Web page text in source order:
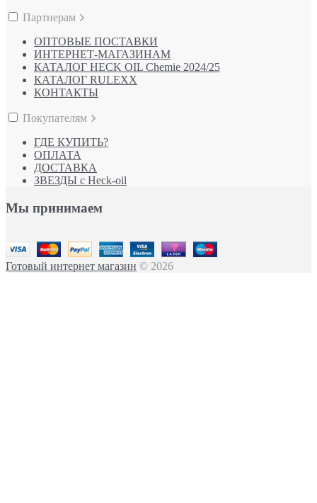
Партнерам
ОПТОВЫЕ ПОСТАВКИ
ИНТЕРНЕТ-МАГАЗИНАМ
КАТАЛОГ HECK OIL Chemie 2024/25
КАТАЛОГ RULEXX
КОНТАКТЫ
Покупателям
ГДЕ КУПИТЬ?
ОПЛАТА
ДОСТАВКА
ЗВЕЗДЫ с Heck-oil
Мы принимаем
Готовый интернет магазин © 2026